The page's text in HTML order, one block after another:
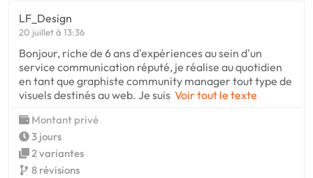
LF_Design
20 juillet à 13:36
Bonjour, riche de 6 ans d'expériences au sein d'un
service communication réputé, je réalise au quotidien
en tant que graphiste community manager tout type de
visuels destinés au web. Je suis Voir tout le texte
Montant privé
3 jours
2 variantes
8 révisions